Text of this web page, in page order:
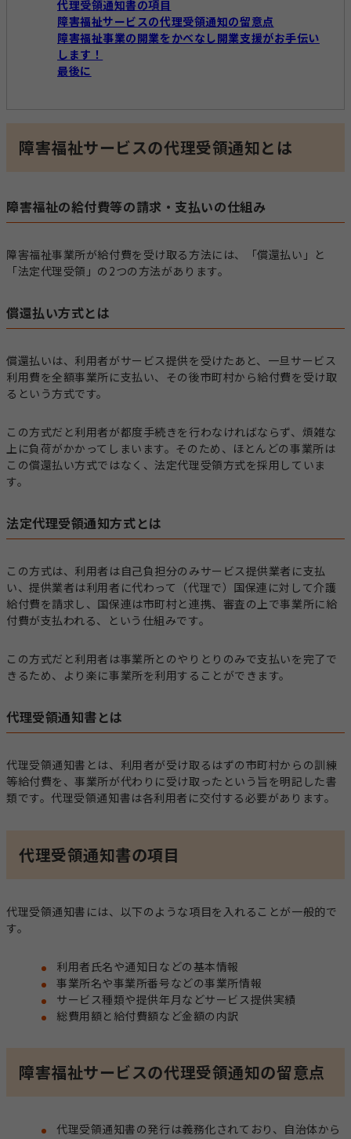
加算減算 帳票
記録 帳票作成 電子サイン
開業の流れ 処遇改善加算 法改正
代理受領通知書の項目
障害福祉サービスの代理受領通知の留意点
障害福祉事業の開業をかべなし開業支援がお手伝い
します！
最後に
障害福祉サービスの代理受領通知とは
障害福祉の給付費等の請求・支払いの仕組み
障害福祉事業所が給付費を受け取る方法には、「償還払い」と
「法定代理受領」の2つの方法があります。
償還払い方式とは
償還払いは、利用者がサービス提供を受けたあと、一旦サービス
利用費を全額事業所に支払い、その後市町村から給付費を受け取
るという方式です。
この方式だと利用者が都度手続きを行わなければならず、煩雑な
上に負荷がかかってしまいます。そのため、ほとんどの事業所は
この償還払い方式ではなく、法定代理受領方式を採用していま
す。
法定代理受領通知方式とは
この方式は、利用者は自己負担分のみサービス提供業者に支払
い、提供業者は利用者に代わって（代理で）国保連に対して介護
給付費を請求し、国保連は市町村と連携、審査の上で事業所に給
付費が支払われる、という仕組みです。
この方式だと利用者は事業所とのやりとりのみで支払いを完了で
きるため、より楽に事業所を利用することができます。
代理受領通知書とは
代理受領通知書とは、利用者が受け取るはずの市町村からの訓練
等給付費を、事業所が代わりに受け取ったという旨を明記した書
類です。代理受領通知書は各利用者に交付する必要があります。
代理受領通知書の項目
代理受領通知書には、以下のような項目を入れることが一般的で
す。
利用者氏名や通知日などの基本情報
事業所名や事業所番号などの事業所情報
サービス種類や提供年月などサービス提供実績
総費用額と給付費額など金額の内訳
障害福祉サービスの代理受領通知の留意点
代理受領通知書の発行は義務化されており、自治体から